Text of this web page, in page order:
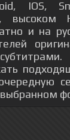
IOS,
высоком
и на